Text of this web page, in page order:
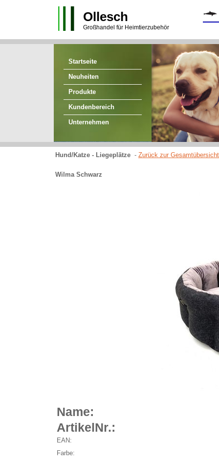
Ollesch
Großhandel für Heimtierzubehör
Startseite
Neuheiten
Produkte
Kundenbereich
Unternehmen
Hund/Katze - Liegeplätze - Zurück zur Gesamtübersicht
Wilma Schwarz
Name:
ArtikelNr.:
EAN:
Farbe: